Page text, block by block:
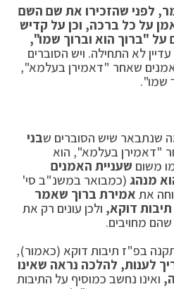
לפני שהזכירו את שם השם
על כל ברכה, וכן על קדיש
על "ברוך הוא וברוך שמו",
לא התחילה. ויש הסוברים
שאחר "דאמירן בעלמא",
שמו".
שנתבאר שיש הסוברים שבני
"דאמירן בעלמא", הוא
משום שעניית האמנים
מנהג (כמבואר במשנ"ב סי'
את אמירת ברוך שאמר
דוקא, ולכן עונים רק את
מחויבים.
בפ"ז תיבות דוקא (כאמור),
לענות, להלכה נראה שאינו
ואינו נחשב כמוסיף על התיבות